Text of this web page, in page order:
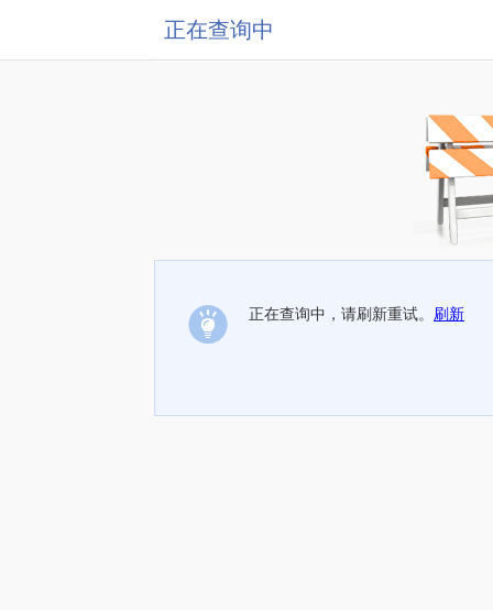
正在查询中
正在查询中，请刷新重试。 刷新